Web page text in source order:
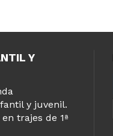
Y
y juvenil.
trajes de 1ª